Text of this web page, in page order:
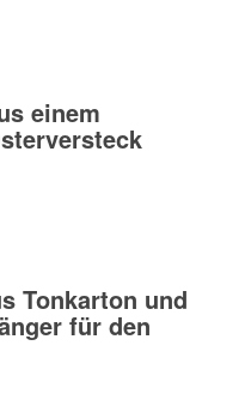
einem
Tonkarton und
für den